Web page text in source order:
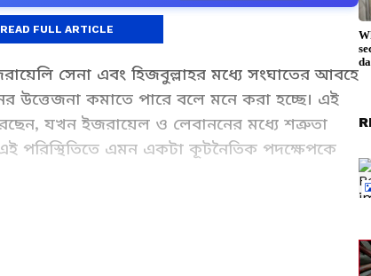
সেনা এবং হিজবুল্লাহর মধ্যে সংঘাতের আবহে
উত্তেজনা কমাতে পারে বলে মনে করা হচ্ছে। এই
যখন ইজরায়েল ও লেবাননের মধ্যে শত্রুতা
এই পরিস্থিতিতে এমন একটা কূটনৈতিক পদক্ষেপকে
প্রথম উচ্চ পর্যায়ের বৈঠক। মার্কিন স্টেট
এই আলোচনার মূল উদ্দেশ্য ছিল সরাসরি আলোচনা
READ FULL ARTICLE